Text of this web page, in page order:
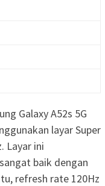
Galaxy A52s 5G
layar Super
Layar ini
baik dengan
refresh rate 120Hz